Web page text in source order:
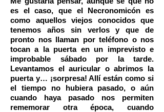
es el caso, que el Necronomicón es
como aquellos viejos conocidos que
tenemos años sin verlos y que de
pronto nos llaman por teléfono o nos
tocan a la puerta en un imprevisto e
improbable sábado por la tarde.
Levantamos el auricular o abrimos la
puerta y… ¡sorpresa! Allí están como si
el tiempo no hubiera pasado, o aún
cuando haya pasado nos permiten
rememorar otra época, cuando